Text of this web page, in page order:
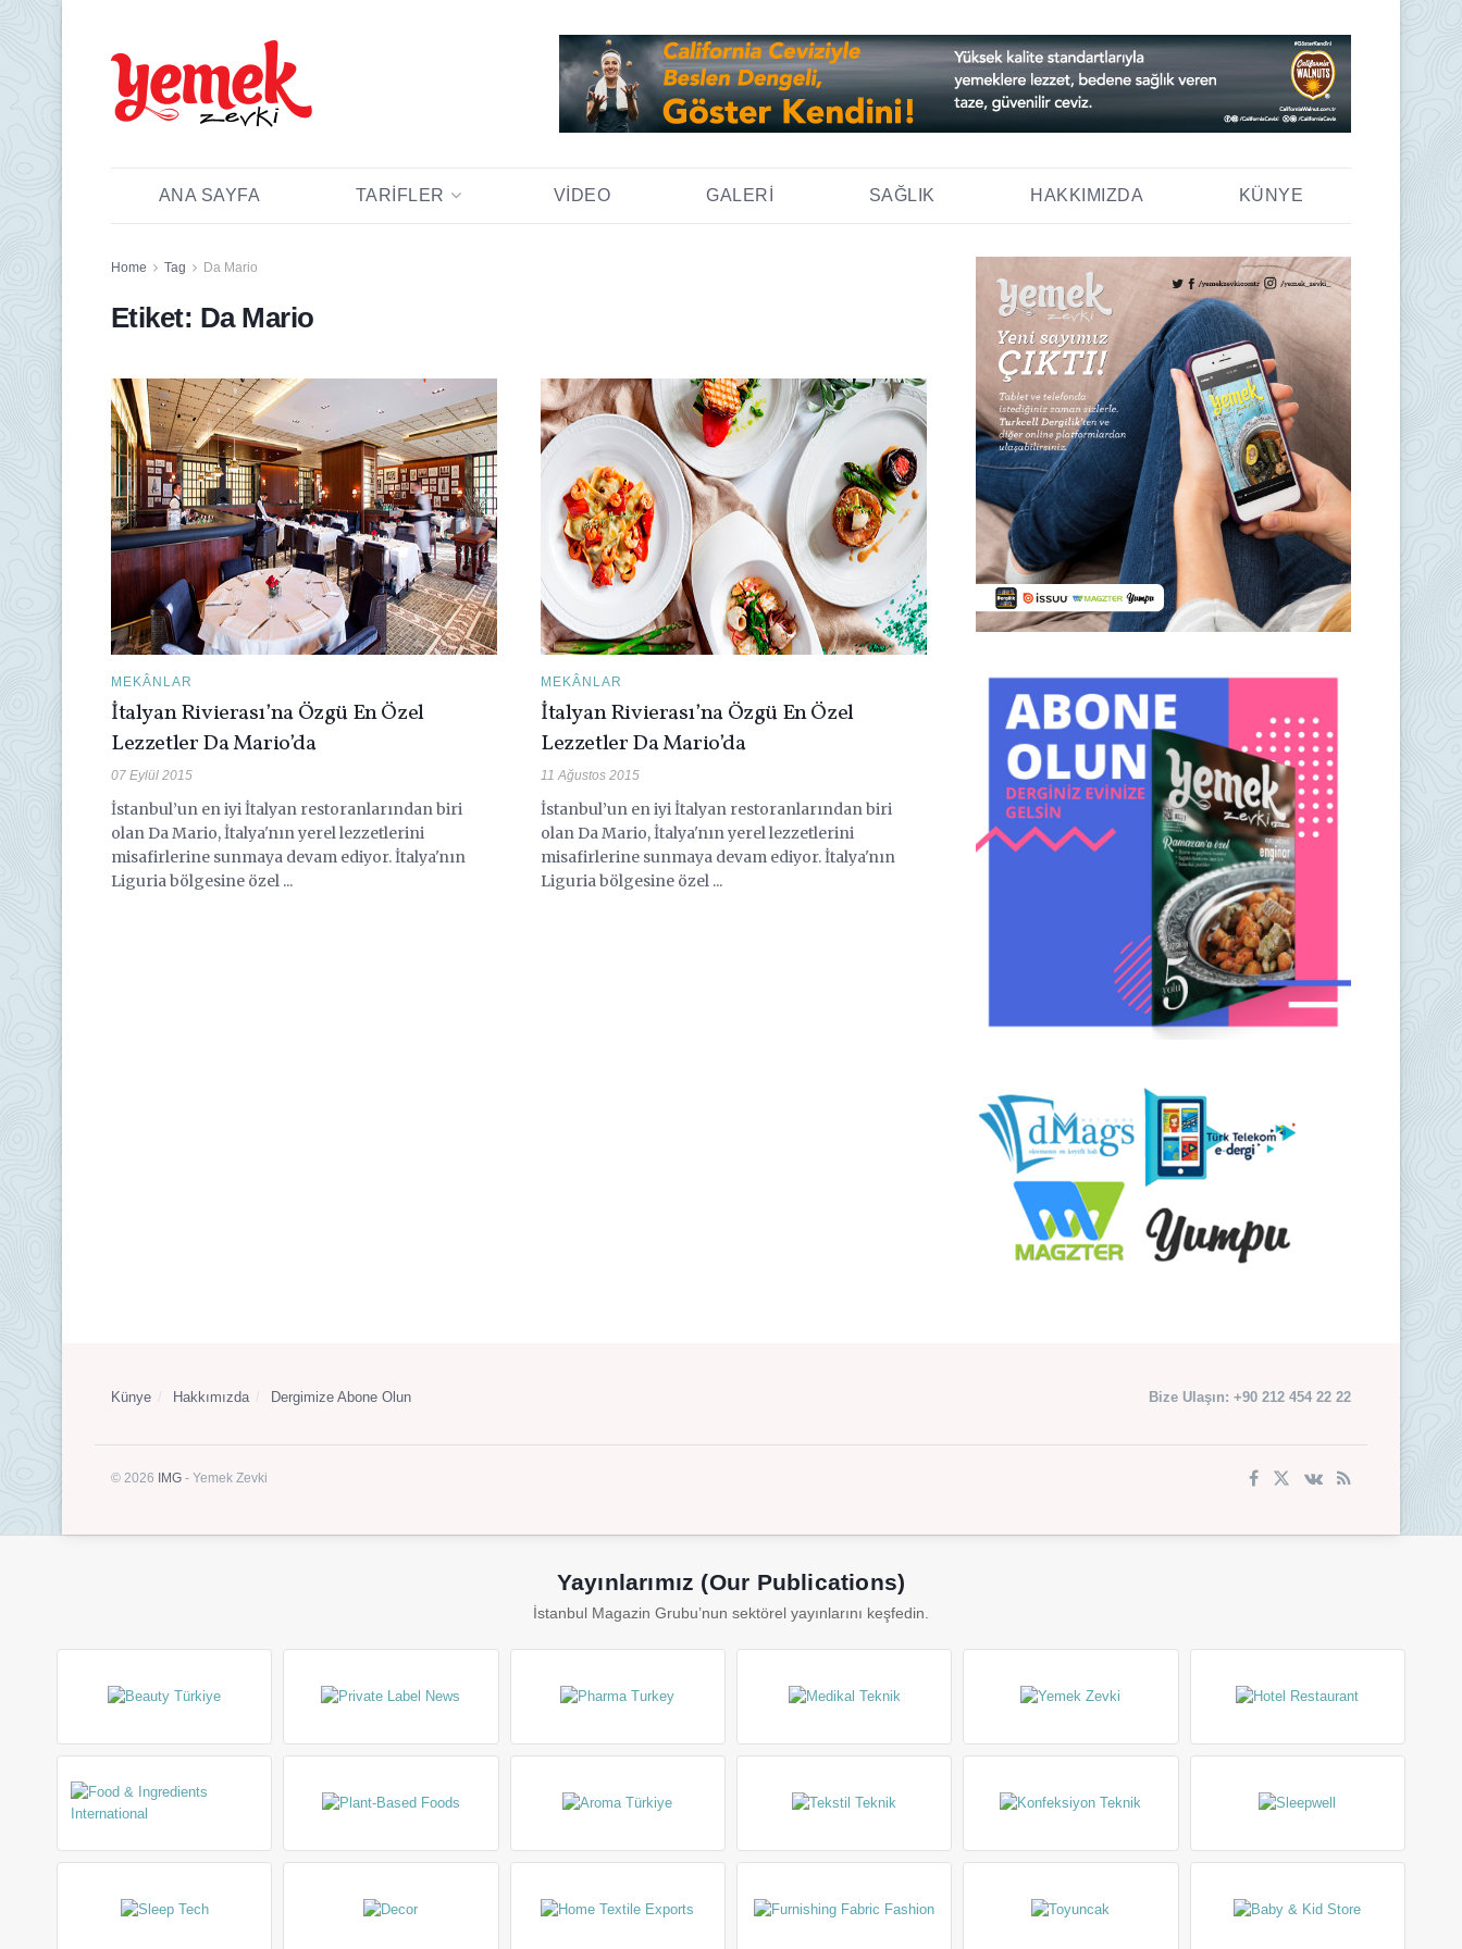
ANA SAYFA TARIFLER VIDEO GALERI SAĞLIK HAKKIMIZDA KÜNYE
Home Tag Da Mario
Etiket: Da Mario
MEKÂNLAR
İtalyan Rivierası’na Özgü En Özel
Lezzetler Da Mario’da
07 Eylül 2015
İstanbul’un en iyi İtalyan restoranlarından biri
olan Da Mario, İtalya'nın yerel lezzetlerini
misafirlerine sunmaya devam ediyor. İtalya'nın
Liguria bölgesine özel ...
MEKÂNLAR
İtalyan Rivierası’na Özgü En Özel
Lezzetler Da Mario’da
11 Ağustos 2015
İstanbul’un en iyi İtalyan restoranlarından biri
olan Da Mario, İtalya'nın yerel lezzetlerini
misafirlerine sunmaya devam ediyor. İtalya'nın
Liguria bölgesine özel ...
Künye Hakkımızda Dergimize Abone Olun Bize Ulaşın: +90 212 454 22 22
© 2026 IMG - Yemek Zevki
Yayınlarımız (Our Publications)
İstanbul Magazin Grubu’nun sektörel yayınlarını keşfedin.